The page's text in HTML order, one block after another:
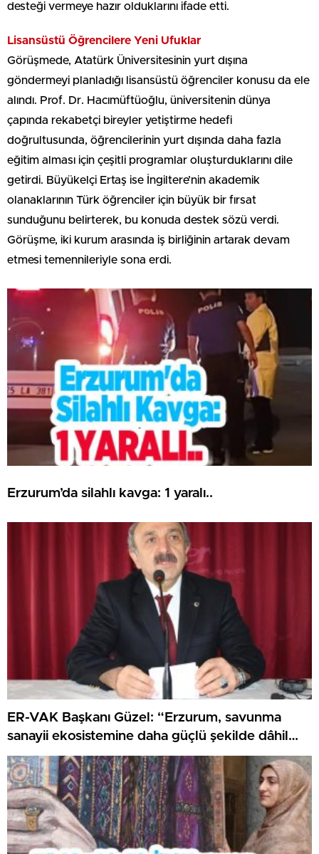
desteği vermeye hazır olduklarını ifade etti.
Lisansüstü Öğrencilere Yeni Ufuklar
Görüşmede, Atatürk Üniversitesinin yurt dışına
göndermeyi planladığı lisansüstü öğrenciler konusu da ele
alındı. Prof. Dr. Hacımüftüoğlu, üniversitenin dünya
çapında rekabetçi bireyler yetiştirme hedefi
doğrultusunda, öğrencilerinin yurt dışında daha fazla
eğitim alması için çeşitli programlar oluşturduklarını dile
getirdi. Büyükelçi Ertaş ise İngiltere’nin akademik
olanaklarının Türk öğrenciler için büyük bir fırsat
sunduğunu belirterek, bu konuda destek sözü verdi.
Görüşme, iki kurum arasında iş birliğinin artarak devam
etmesi temennileriyle sona erdi.
Erzurum’da silahlı kavga: 1 yaralı..
ER-VAK Başkanı Güzel: “Erzurum, savunma
sanayii ekosistemine daha güçlü şekilde dâhil
edilmeli”..